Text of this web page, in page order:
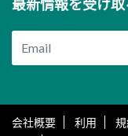
最新情報を受け
会社概要 利用